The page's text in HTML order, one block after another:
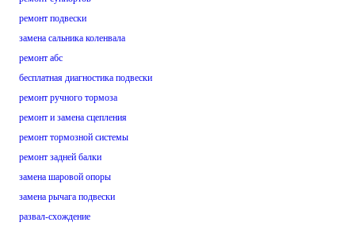
ремонт подвески
замена сальника коленвала
ремонт абс
бесплатная диагностика подвески
ремонт ручного тормоза
ремонт и замена сцепления
ремонт тормозной системы
ремонт задней балки
замена шаровой опоры
замена рычага подвески
развал-схождение